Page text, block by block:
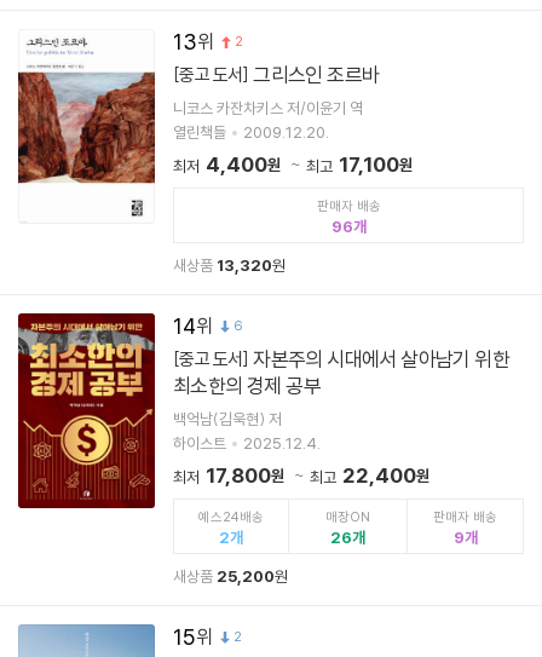
13 2
[중고 도서] 그리스인 조르바
니코스 카잔차키스 저/이윤기 역
열린책들
2009.12.20.
최저 4,400원 최고 17,100원
판매자 배송
96
새상품 13,320원
14 6
[중고 도서] 자본주의 시대에서 살아남기 위한
최소한의 경제 공부
백억남(김욱현) 저
하이스트
2025.12.4.
최저 17,800원 최고 22,400원
예스24배송
2
매장ON
26
판매자 배송
9
새상품 25,200원
15 2